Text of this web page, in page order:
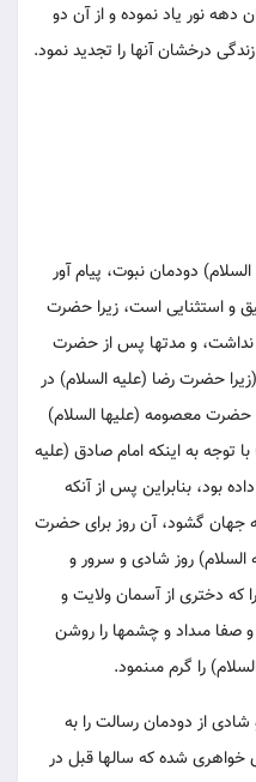
دهه نور ياد نموده و از آن دو
زندگى درخشان آنها را تجديد نمود.
دودمان نبوت، پيام آور
و استثنايى است، زيرا حضرت
نداشت، و مدت‏ها پس از حضرت
حضرت رضا (عليه السلام) در
حضرت معصومه (عليها السلام)
25 سال فاصله) با توجه به اينكه امام صادق (عليه
بود، بنابراين پس از آنكه
جهان گشود، آن روز براى حضرت
روز شادى و سرور و
كه دخترى از آسمان ولايت و
و صفا مى‏داد و چشم‏ها را روشن
را گرم مى‏نمود.
از دودمان رسالت را به
خواهرى شده كه سال‏ها قبل در